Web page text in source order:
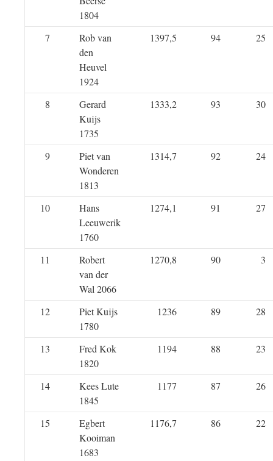
1804
7
Rob van
den
Heuvel
1924
1397,5 94 25
8
Gerard
Kuijs
1735
1333,2 93 30
9
Piet van
Wonderen
1813
1314,7 92 24
10
Hans
Leeuwerik
1760
1274,1 91 27
11
Robert
van der
Wal 2066
1270,8 90 3
12
Piet Kuijs
1780
1236 89 28
13
Fred Kok
1820
1194 88 23
14
Kees Lute
1845
1177 87 26
15
Egbert
Kooiman
1683
1176,7 86 22